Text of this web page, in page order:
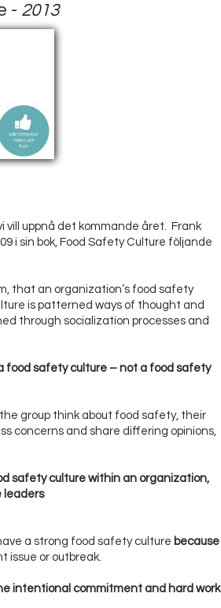
- 2013
uppnå det kommande året. Frank
i sin bok, Food Safety Culture följande
that an organization’s food safety
is patterned ways of thought and
through socialization processes and
food safety culture – not a food safety
group think about food safety, their
concerns and share differing opinions,
safety culture within an organization,
leaders
a strong food safety culture because
issue or outbreak.
intentional commitment and hard work